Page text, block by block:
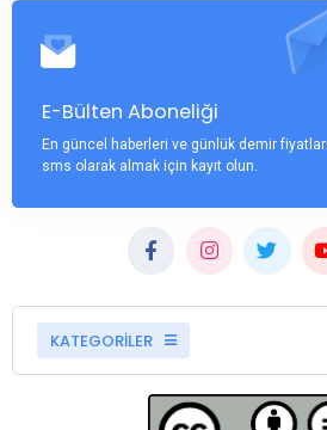
E-Bülten Aboneliği
En güncel haberleri ve günlük demir
sms olarak almak için kayıt olun.
KATEGORİLER